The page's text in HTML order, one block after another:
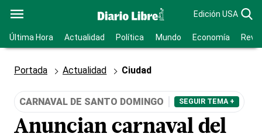
Edición USA
Última Hora Actualidad Política Mundo Economía
Portada Actualidad Ciudad
CARNAVAL DE SANTO DOMINGO SEGUIR TEMA +
Anuncian carnaval del